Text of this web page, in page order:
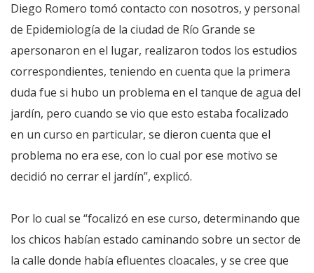
Diego Romero tomó contacto con nosotros, y personal
de Epidemiología de la ciudad de Río Grande se
apersonaron en el lugar, realizaron todos los estudios
correspondientes, teniendo en cuenta que la primera
duda fue si hubo un problema en el tanque de agua del
jardín, pero cuando se vio que esto estaba focalizado
en un curso en particular, se dieron cuenta que el
problema no era ese, con lo cual por ese motivo se
decidió no cerrar el jardín”, explicó.
Por lo cual se “focalizó en ese curso, determinando que
los chicos habían estado caminando sobre un sector de
la calle donde había efluentes cloacales, y se cree que